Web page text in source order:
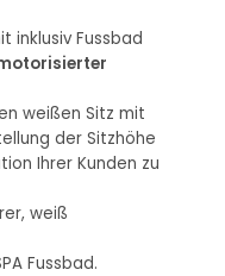
inklusiv Fussbad
weißen Sitz mit
der Sitzhöhe
Ihrer Kunden zu
weiß
Fussbad.